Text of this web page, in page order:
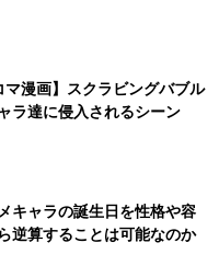
マ漫画】スクラビングバブル
ラ達に侵入されるシーン
キャラの誕生日を性格や容
逆算することは可能なのか